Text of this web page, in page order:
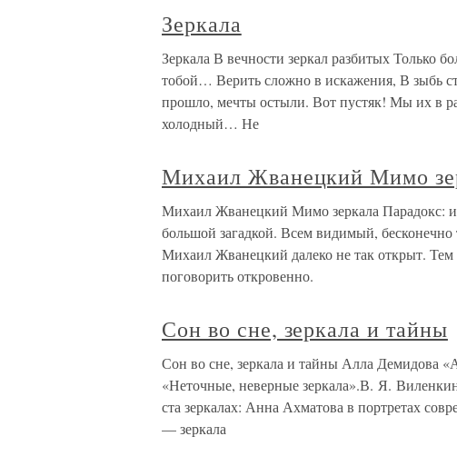
Зеркала
Зеркала В вечности зеркал разбитых Только
тобой… Верить сложно в искажения, В зыбь
прошло, мечты остыли. Вот пустяк! Мы их в
холодный… Не
Михаил Жванецкий Мимо
Михаил Жванецкий Мимо зеркала Парадокс:
большой загадкой. Всем видимый,
Михаил Жванецкий далеко не так открыт. Тем
поговорить откровенно.
Сон во сне, зеркала и тайны
Сон во сне, зеркала и тайны Алла Демидова
«Неточные, неверные зеркала».В. Я.
ста зеркалах: Анна Ахматова в портретах
— зеркала